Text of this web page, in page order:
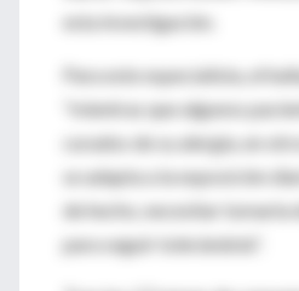
esta investigación.
Para este especialista, el
"mientras que algunos
curados de su alergia, en
se adapta a la exposición
de hecho, necesitar tomarla
para seguir tolerándola".